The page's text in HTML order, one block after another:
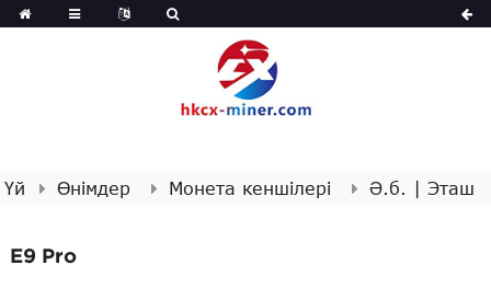
Үй Өнімдер Монета кеншілері Ә.б. | Эташ
E9 Pro